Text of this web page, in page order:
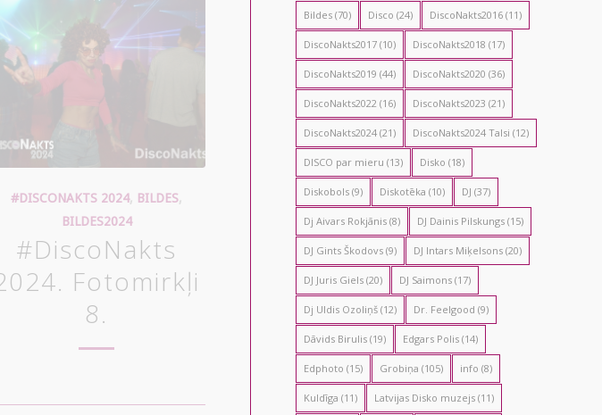
#DISCONAKTS 2024, BILDES,
BILDES2024
#DiscoNakts
Fotomirkļi
8.
Bildes (70) Disco (24) DiscoNakts2016 (11)
DiscoNakts2017 (10) DiscoNakts2018 (17)
DiscoNakts2019 (44) DiscoNakts2020 (36)
DiscoNakts2022 (16) DiscoNakts2023 (21)
DiscoNakts2024 (21) DiscoNakts2024 Talsi (12)
DISCO par mieru (13) Disko (18)
Diskobols (9) Diskotēka (10) DJ (37)
Dj Aivars Rokjānis (8) DJ Dainis Pilskungs (15)
DJ Gints Škodovs (9) DJ Intars Miķelsons (20)
DJ Juris Giels (20) DJ Saimons (17)
Dj Uldis Ozoliņš (12) Dr. Feelgood (9)
Dāvids Birulis (19) Edgars Polis (14)
Edphoto (15) Grobiņa (105) info (8)
Kuldīga (11) Latvijas Disko muzejs (11)